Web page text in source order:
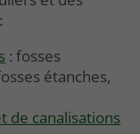
: fosses
étanches,
de canalisations